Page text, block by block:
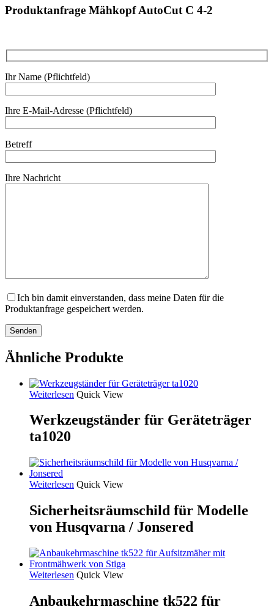
Produktanfrage Mähkopf AutoCut C 4-2
Ihr Name (Pflichtfeld)
Ihre E-Mail-Adresse (Pflichtfeld)
Betreff
Ihre Nachricht
Ich bin damit einverstanden, dass meine Daten für die
Produktanfrage gespeichert werden.
Ähnliche Produkte
Weiterlesen Quick View
Werkzeugständer für Geräteträger
ta1020
Weiterlesen Quick View
Sicherheitsräumschild für Modelle
von Husqvarna / Jonsered
Weiterlesen Quick View
Anbaukehrmaschine tk522 für